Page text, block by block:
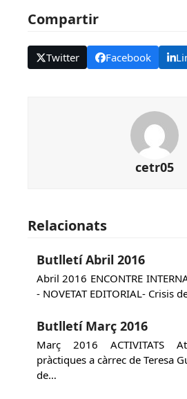
Compartir
Twitter Facebook
cetr05
Relacionats
Butlletí Abril 2016
Abril 2016 ENCONTRE
- NOVETAT EDITORIAL- Crisis
Butlletí Març 2016
Març 2016 ACTIVITATS
pràctiques a càrrec de Teresa
de…